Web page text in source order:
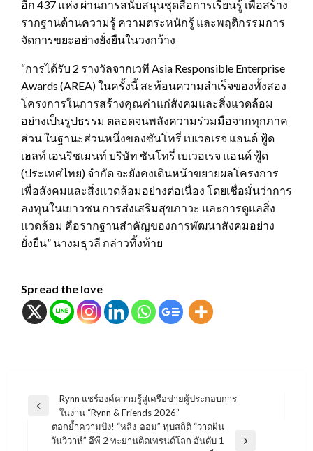
อีก 437 แห่ง ผ่านการสนับสนุนชุดสื่อการเรียนรู้ เพื่อสร้าง
รากฐานด้านความรู้ ความตระหนักรู้ และพฤติกรรมการ
จัดการขยะอย่างยั่งยืนในวงกว้าง
“การได้รับ 2 รางวัลจากเวที Asia Responsible Enterprise
Awards (AREA) ในครั้งนี้ สะท้อนความสำเร็จของทั้งสอง
โครงการในการสร้างคุณค่าแก่สังคมและสิ่งแวดล้อม
อย่างเป็นรูปธรรม ตลอดจนพลังความร่วมมือจากทุกภาค
ส่วน ในฐานะส่วนหนึ่งของซันโทรี่ เบเวอเรจ แอนด์ ฟู้ด
เฮลท์ เอนริชเมนท์ บริษัท ซันโทรี่ เบเวอเรจ แอนด์ ฟู้ด
(ประเทศไทย) จำกัด จะยังคงเดินหน้าขยายผลโครงการ
เพื่อสังคมและสิ่งแวดล้อมอย่างต่อเนื่อง โดยเชื่อมั่นว่าการ
ลงทุนในเยาวชน การส่งเสริมสุขภาวะ และการดูแลสิ่ง
แวดล้อม คือรากฐานสำคัญของการพัฒนาสังคมอย่าง
ยั่งยืน” นางมธุวลี กล่าวทิ้งท้าย
Spread the love
แนะแนว
เรื่อง
Previous
Rynn แชร์องค์ความรู้สู่เครือข่ายผู้ประกอบการ
ในงาน “Rynn & Friends 2026”
Next
ตอกย้ำความปัง! “หลิง-ออม” ทุบสถิติ “วาดฝัน
วันวิวาห์” อีพี 2 ทะยานติดเทรนด์โลก อันดับ 1